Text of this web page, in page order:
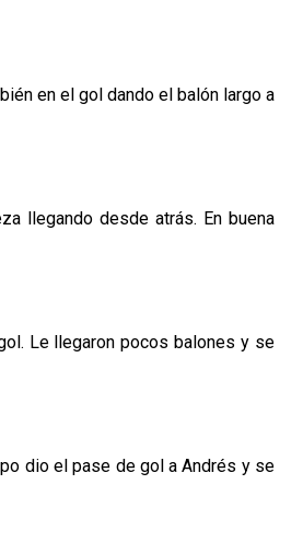
en el gol dando el balón largo a
llegando desde atrás. En buena
Le llegaron pocos balones y se
dio el pase de gol a Andrés y se